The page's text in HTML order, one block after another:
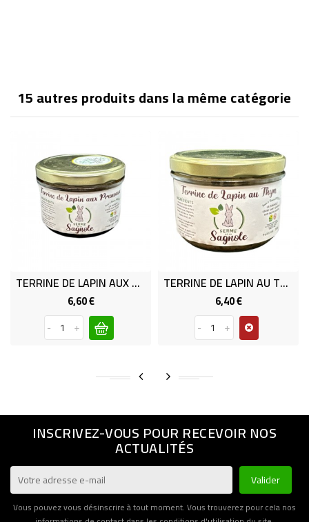
15 autres produits dans la même catégorie
TERRINE DE LAPIN AUX PRUNEAUX
6,60 €Prix
-
+
TERRINE DE LAPIN AU THYM
6,40 €Prix
-
+
INSCRIVEZ-VOUS POUR RECEVOIR NOS
ACTUALITÉS
Vous pouvez vous désinscrire à tout moment. Vous trouverez pour cela nos